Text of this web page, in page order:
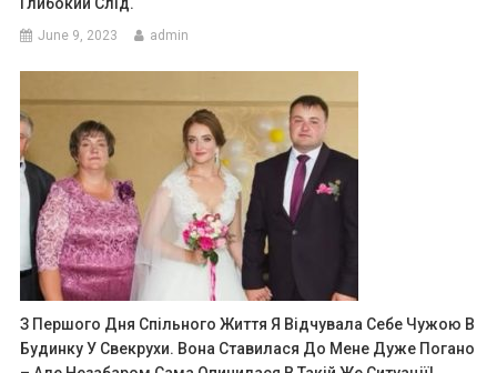
June 9, 2023 admin
З Першого Дня Спільного Життя Я Відчувала Себе Чужою В
Будинку У Свекрухи. Вона Ставилася До Мене Дуже Погано